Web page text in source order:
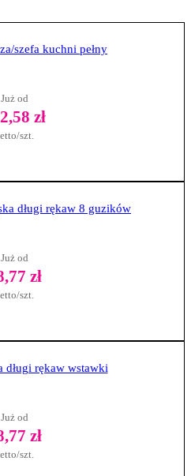
szefa kuchni pełny
Już od
zł
szt.
długi rękaw 8 guzików
Już od
zł
szt.
długi rękaw wstawki
Już od
zł
szt.